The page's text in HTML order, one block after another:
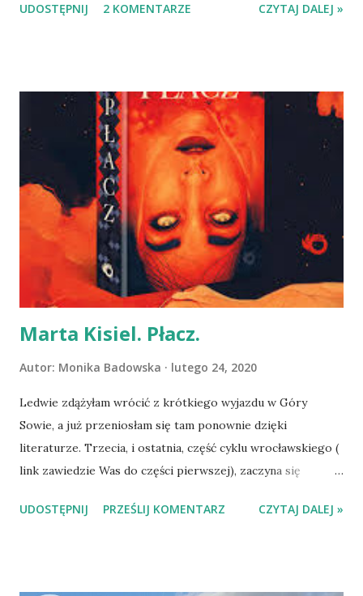
szafy na kilka dni przed wyjazdem. Ekwipunek Amber zajął
Amber nieco obawiała się wejścia do pociągu (stary skład z
wysokimi schodami z kratki), ale wniesiona na rękach, tylko
przez chwilę wykazywała ekscytację. Pociąg miał przedziały,
a my - wg biletu - miałyśmy siedzieć pod oknem. W trosce
jednak o dobrostan pasażerów wymaszerowałyśmy na
korytarz, gdzie ja zajęłam krzesełko, a psica podłogę. I tu
spotkała nas miła niespodzianka. Pani konduktor
zaproponowała nam przedział służbowy. Dojechałyśmy
nikomu nie wadząc, do mie...
UDOSTĘPNIJ 2 KOMENTARZE CZYTAJ DALEJ »
Marta Kisiel. Płacz.
Autor: Monika Badowska lutego 24, 2020
Ledwie zdążyłam wrócić z krótkiego wyjazdu w Góry
Sowie, a już przeniosłam się tam ponownie dzięki
literaturze. Trzecia, i ostatnia, część cyklu wrocławskiego (
link zawiedzie Was do części pierwszej), zaczyna się
południowy-wschód od Wałbrzycha. Przyznaję - byłam
UDOSTĘPNIJ PRZEŚLIJ KOMENTARZ CZYTAJ DALEJ »